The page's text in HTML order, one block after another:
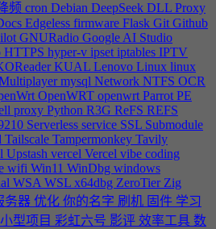
频 cron Debian DeepSeek DLL Proxy
Edgeless firmware Flask Git Github
GNURadio Google AI Studio
HTTPS hyper-v ipset iptables IPTV
KUAL Lenovo Linux linux
mysql Network NTFS OCR
OpenWRT openwrt Parrot PE
proxy Python R3G ReFS REFS
Serverless service SSL Submodule
Tailscale Tampermonkey Tavily
Upstash vercel Vercel vibe coding
wifi Win11 WinDbg windows
WSA WSL x64dbg ZeroTier Zig
务器 优化 你的名字 刷机 固件 学习
小型项目 彩虹六号 影评 效率工具 数